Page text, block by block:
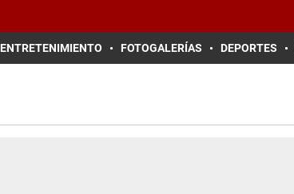
ENTRETENIMIENTO FOTOGALERÍAS DEPORTES